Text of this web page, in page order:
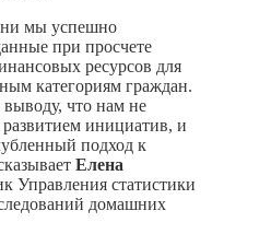
мы успешно
при просчете
ресурсов для
категориям граждан.
что нам не
развитием инициатив, и
подход к
Елена
Управления статистики
домашних